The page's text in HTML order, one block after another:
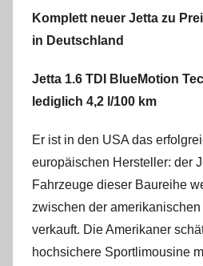
Komplett neuer Jetta zu
in Deutschland
Jetta 1.6 TDI BlueMotion
lediglich 4,2 l/100 km
Er ist in den USA das
europäischen Hersteller: der
Fahrzeuge dieser Baureihe
zwischen der
verkauft. Die Amerikaner
hochsichere Sportlimousine